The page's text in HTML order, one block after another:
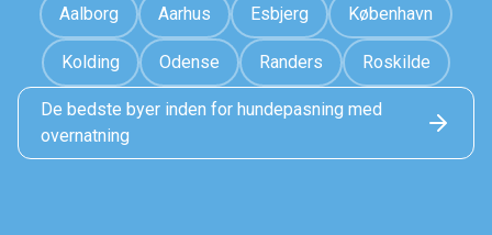
Aalborg Aarhus Esbjerg København
Kolding Odense Randers Roskilde
De bedste byer inden for hundepasning med
overnatning